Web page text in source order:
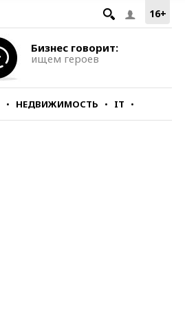
16+
Бизнес говорит:
ищем героев
НЕДВИЖИМОСТЬ IT